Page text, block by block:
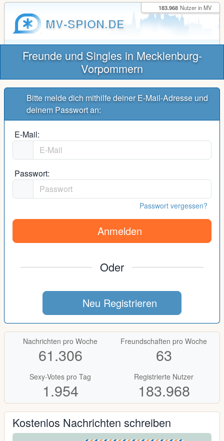
MV-SPION.DE
183.968 Nutzer in MV
Freunde und Singles in Mecklenburg-
Vorpommern
Bitte melde dich mithilfe deiner E-Mail-Adresse und
deinem Passwort an:
E-Mail:
Passwort:
Passwort vergessen?
Anmelden
Oder
Neu Registrieren
Nachrichten pro Woche
61.306
Freundschaften pro Woche
63
Sexy-Votes pro Tag
1.954
Registrierte Nutzer
183.968
Kostenlos Nachrichten schreiben